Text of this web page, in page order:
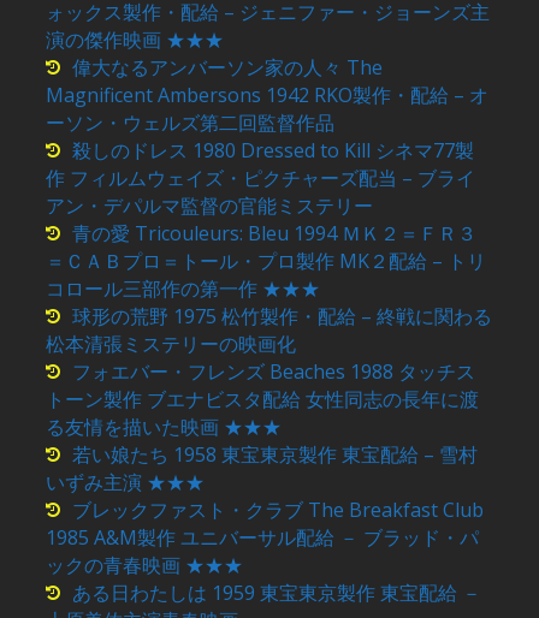
ォックス製作・配給 – ジェニファー・ジョーンズ主
演の傑作映画 ★★★
偉大なるアンバーソン家の人々 The
Magnificent Ambersons 1942 RKO製作・配給 – オ
ーソン・ウェルズ第二回監督作品
殺しのドレス 1980 Dressed to Kill シネマ77製
作 フィルムウェイズ・ピクチャーズ配当 – ブライ
アン・デパルマ監督の官能ミステリー
青の愛 Tricouleurs: Bleu 1994 ＭＫ２＝ＦＲ３
＝ＣＡＢプロ＝トール・プロ製作 MK２配給 – トリ
コロール三部作の第一作 ★★★
球形の荒野 1975 松竹製作・配給 – 終戦に関わる
松本清張ミステリーの映画化
フォエバー・フレンズ Beaches 1988 タッチス
トーン製作 ブエナビスタ配給 女性同志の長年に渡
る友情を描いた映画 ★★★
若い娘たち 1958 東宝東京製作 東宝配給 – 雪村
いずみ主演 ★★★
ブレックファスト・クラブ The Breakfast Club
1985 A&M製作 ユニバーサル配給 － ブラッド・パ
ックの青春映画 ★★★
ある日わたしは 1959 東宝東京製作 東宝配給 －